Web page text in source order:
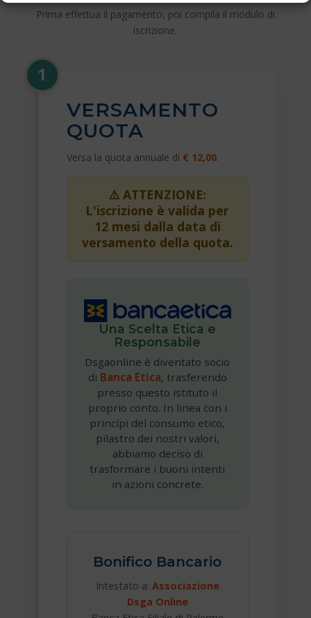
Prima effettua il pagamento, poi compila il modulo di
iscrizione.
1
VERSAMENTO
QUOTA
Versa la quota annuale di € 12,00.
⚠️ ATTENZIONE:
L'iscrizione è valida per
12 mesi dalla data di
versamento della quota.
Una Scelta Etica e
Responsabile
Dsgaonline è diventato socio
di Banca Etica, trasferendo
presso questo istituto il
proprio conto. In linea con i
princípi del consumo etico,
pilastro dei nostri valori,
abbiamo deciso di
trasformare i buoni intenti
in azioni concrete.
Bonifico Bancario
Intestato a: Associazione
Dsga Online